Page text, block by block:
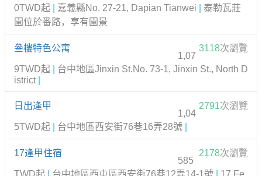
0TWD起
嘉義縣No. 27-21, Dapian Tianwei
泰勒瓦莊
園位於番路，享有園景
叄樓特色公寓 3118次瀏覽
1,07
9TWD起
台中地區Jinxin St.No. 73-1, Jinxin St., North D
istrict
日出逢甲 2791次瀏覽
1,04
5TWD起
台中地區西安街76巷16弄28號
17逢甲住宿 2178次瀏覽
585
TWD起
台中地區西屯區西安街76巷12弄14-1號
17 Fe